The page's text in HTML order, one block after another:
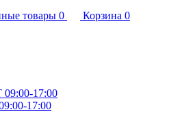
товары 0 Корзина 0
17:00
17:00